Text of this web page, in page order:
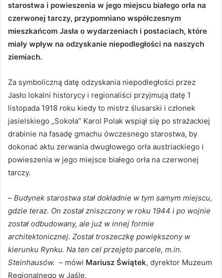
starostwa i powieszenia w jego miejscu białego orła na
czerwonej tarczy, przypomniano współczesnym
mieszkańcom Jasła o wydarzeniach i postaciach, które
miały wpływ na odzyskanie niepodległości na naszych
ziemiach.
Za symboliczną datę odzyskania niepodległości przez
Jasło lokalni historycy i regionaliści przyjmują datę 1
listopada 1918 roku kiedy to mistrz ślusarski i członek
jasielskiego „Sokoła” Karol Polak wspiął się po strażackiej
drabinie na fasadę gmachu ówczesnego starostwa, by
dokonać aktu zerwania dwugłowego orła austriackiego i
powieszenia w jego miejsce białego orła na czerwonej
tarczy.
– Budynek starostwa stał dokładnie w tym samym miejscu,
gdzie teraz. On został zniszczony w roku 1944 i po wojnie
został odbudowany, ale już w innej formie
architektonicznej. Został troszeczkę powiększony w
kierunku Rynku. Na ten cel przejęto parcele, m.in.
Steinhausów. – mówi Mariusz Świątek, dyrektor Muzeum
Regionalnego w Jaśle.